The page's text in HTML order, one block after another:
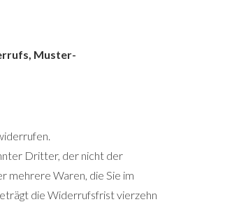
Muster-
Dritter, der nicht der
mehrere Waren, die Sie im
die Widerrufsfrist vierzehn